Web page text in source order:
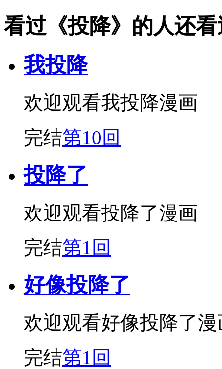
看过《投降》的人还看
我投降
欢迎观看我投降漫画
完结第10回
投降了
欢迎观看投降了漫画
完结第1回
好像投降了
欢迎观看好像投降了漫
完结第1回